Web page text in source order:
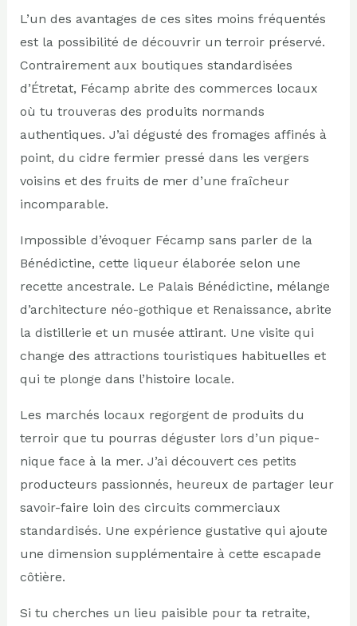
L’un des avantages de ces sites moins fréquentés
est la possibilité de découvrir un terroir préservé.
Contrairement aux boutiques standardisées
d’Étretat, Fécamp abrite des commerces locaux
où tu trouveras des produits normands
authentiques. J’ai dégusté des fromages affinés à
point, du cidre fermier pressé dans les vergers
voisins et des fruits de mer d’une fraîcheur
incomparable.
Impossible d’évoquer Fécamp sans parler de la
Bénédictine, cette liqueur élaborée selon une
recette ancestrale. Le Palais Bénédictine, mélange
d’architecture néo-gothique et Renaissance, abrite
la distillerie et un musée attirant. Une visite qui
change des attractions touristiques habituelles et
qui te plonge dans l’histoire locale.
Les marchés locaux regorgent de produits du
terroir que tu pourras déguster lors d’un pique-
nique face à la mer. J’ai découvert ces petits
producteurs passionnés, heureux de partager leur
savoir-faire loin des circuits commerciaux
standardisés. Une expérience gustative qui ajoute
une dimension supplémentaire à cette escapade
côtière.
Si tu cherches un lieu paisible pour ta retraite,